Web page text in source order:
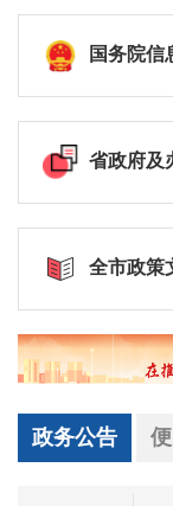
国务院信
省政府及
全市政策
政务公告